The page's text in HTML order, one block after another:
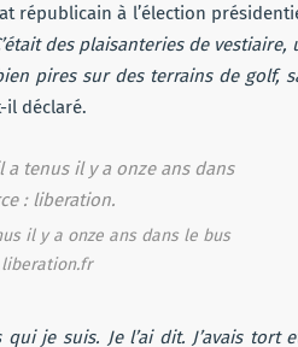
républicain à l’élection
des plaisanteries de vestiaire,
pires sur des terrains de golf,
il déclaré.
il y a onze ans dans le bus
liberation.fr
je suis. Je l’ai dit. J’avais tort